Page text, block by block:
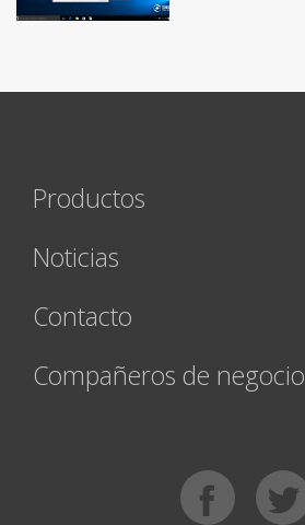
Productos
Noticias
Contacto
Compañeros de negocio